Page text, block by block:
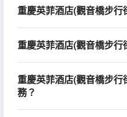
重慶英菲酒店(觀音橋步行
重慶英菲酒店(觀音橋步行
重慶英菲酒店(觀音橋步
務？